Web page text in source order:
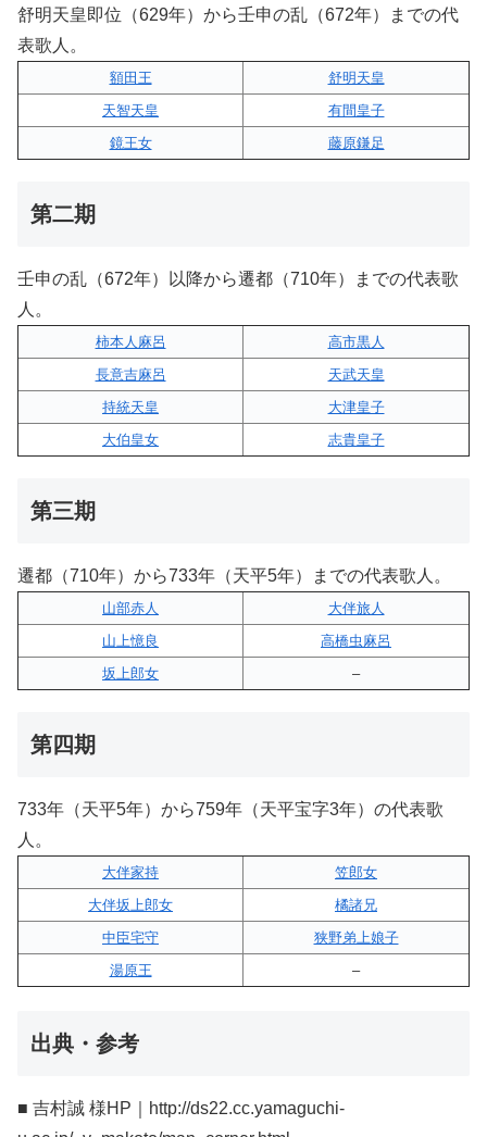
舒明天皇即位（629年）から壬申の乱（672年）までの代
表歌人。
額田王
舒明天皇
天智天皇
有間皇子
鏡王女
藤原鎌足
第二期
壬申の乱（672年）以降から遷都（710年）までの代表歌
人。
柿本人麻呂
高市黒人
長意吉麻呂
天武天皇
持統天皇
大津皇子
大伯皇女
志貴皇子
第三期
遷都（710年）から733年（天平5年）までの代表歌人。
山部赤人
大伴旅人
山上憶良
高橋虫麻呂
坂上郎女
–
第四期
733年（天平5年）から759年（天平宝字3年）の代表歌
人。
大伴家持
笠郎女
大伴坂上郎女
橘諸兄
中臣宅守
狭野弟上娘子
湯原王
–
出典・参考
■ 吉村誠 様HP｜http://ds22.cc.yamaguchi-